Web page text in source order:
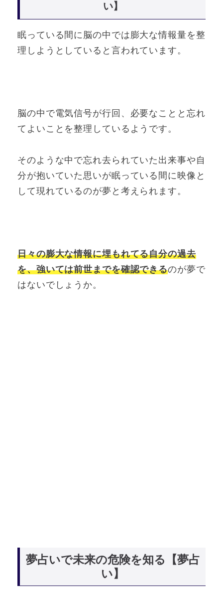
い】
眠っている間に脳の中では膨大な情報量を整
理しようとしていると言われています。
脳の中で電気信号が行回、必要なことと忘れ
てよいことを整理しているようです。
そのような中で忘れ去られていた出来事や自
分が抱いていた思いが眠っている間に映像と
して現れているのが夢と考えられます。
日々の膨大な情報に埋もれてる自分の過去
を、強いては前世までを確認できるのが夢で
はないでしょうか。
夢占いで未来の危険を知る【夢占
い】